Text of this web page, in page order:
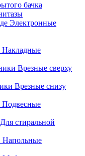
бачка
Электронные
Накладные
Врезные сверху
Врезные снизу
Подвесные
Для стиральной
Напольные